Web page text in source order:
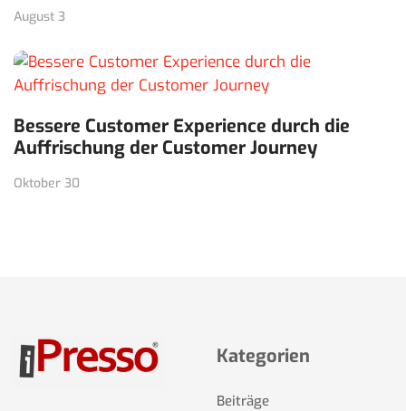
August 3
Bessere Customer Experience durch die
Auffrischung der Customer Journey
Oktober 30
Kategorien
Beiträge